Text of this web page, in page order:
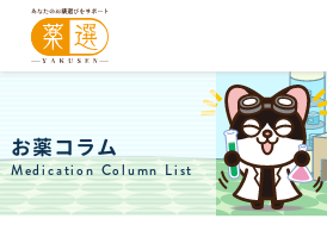
お薬コラム
Medication Column List